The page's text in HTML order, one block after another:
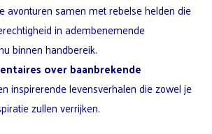
avonturen samen met rebelse helden die
in adembenemende
binnen handbereik.
over baanbrekende
inspirerende levensverhalen die zowel je
zullen verrijken.